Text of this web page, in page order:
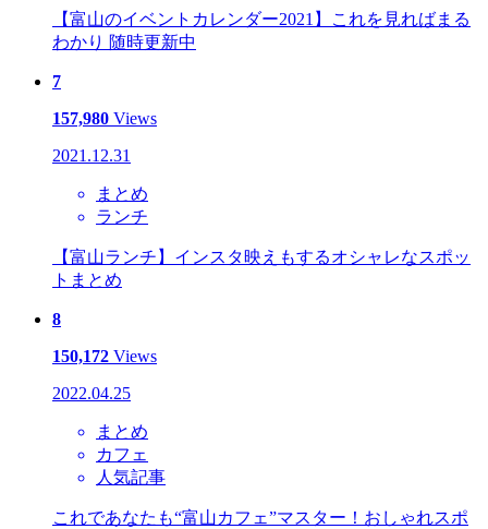
【富山のイベントカレンダー2021】これを見ればまる
わかり 随時更新中
7
157,980 Views
2021.12.31
まとめ
ランチ
【富山ランチ】インスタ映えもするオシャレなスポッ
トまとめ
8
150,172 Views
2022.04.25
まとめ
カフェ
人気記事
これであなたも“富山カフェ”マスター！おしゃれスポ